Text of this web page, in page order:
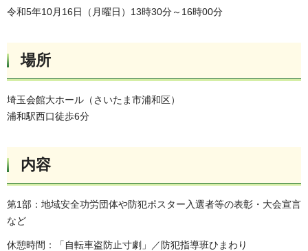
令和5年10月16日（月曜日）13時30分～16時00分
場所
埼玉会館大ホール（さいたま市浦和区）
浦和駅西口徒歩6分
内容
第1部：地域安全功労団体や防犯ポスター入選者等の表彰・大会宣言
など
休憩時間：「自転車盗防止寸劇」／防犯指導班ひまわり